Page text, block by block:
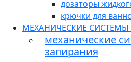
дозаторы
крючки для
МЕХАНИЧЕСКИЕ СИСТЕМЫ
механические
запирания